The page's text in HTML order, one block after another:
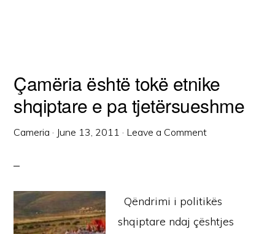
Çamëria është tokë etnike
shqiptare e pa tjetërsueshme
Cameria · June 13, 2011 · Leave a Comment
Qëndrimi i politikës
shqiptare ndaj çështjes